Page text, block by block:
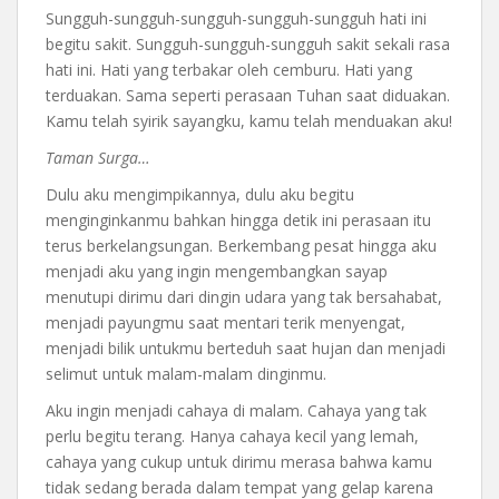
Sungguh-sungguh-sungguh-sungguh-sungguh hati ini
begitu sakit. Sungguh-sungguh-sungguh sakit sekali rasa
hati ini. Hati yang terbakar oleh cemburu. Hati yang
terduakan. Sama seperti perasaan Tuhan saat diduakan.
Kamu telah syirik sayangku, kamu telah menduakan aku!
Taman Surga…
Dulu aku mengimpikannya, dulu aku begitu
menginginkanmu bahkan hingga detik ini perasaan itu
terus berkelangsungan. Berkembang pesat hingga aku
menjadi aku yang ingin mengembangkan sayap
menutupi dirimu dari dingin udara yang tak bersahabat,
menjadi payungmu saat mentari terik menyengat,
menjadi bilik untukmu berteduh saat hujan dan menjadi
selimut untuk malam-malam dinginmu.
Aku ingin menjadi cahaya di malam. Cahaya yang tak
perlu begitu terang. Hanya cahaya kecil yang lemah,
cahaya yang cukup untuk dirimu merasa bahwa kamu
tidak sedang berada dalam tempat yang gelap karena